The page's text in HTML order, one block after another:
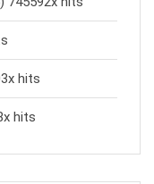
hits
hits